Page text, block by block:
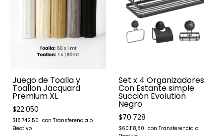
Juego de Toalla y
Toallon Jacquard
Premium XL
$22.050
$18.742,50
Set x 4 Organizadores
Con Estante simple
Succión Evolution
Negro
$70.728
$60.118,80